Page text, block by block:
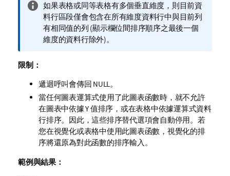
資
訊
備
註
如果表格或同等表格有多個垂直維度，則目前資
料行區段僅會包含在所有維度資料行中與目前列
有相同值的列 (顯示欄位間排序順序之最後一個
維度的資料行除外)。
限制：
遞迴呼叫會傳回 NULL。
當任何圖表運算式使用了此圖表函數時，就不允許
在圖表中依據 Y 值排序，或在表格中依據運算式資料
行排序。因此，這些排序替代選項會自動停用。若
您在視覺化或表格中使用此圖表函數，視覺化的排
序將還原為對此函數的排序輸入。
範例與結果：